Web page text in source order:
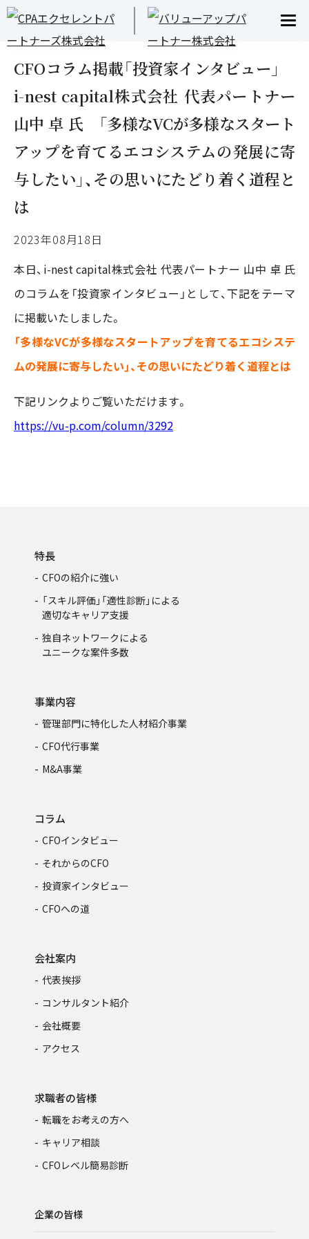
INFORMATION お知らせ
CFOコラム掲載「投資家インタビュー」
i-nest capital株式会社 代表パートナー
山中 卓 氏 「多様なVCが多様なスタート
アップを育てるエコシステムの発展に寄
与したい」、その思いにたどり着く道程と
は
2023年08月18日
本日、i-nest capital株式会社 代表パートナー 山中 卓 氏
のコラムを「投資家インタビュー」として、下記をテーマ
に掲載いたしました。
「多様なVCが多様なスタートアップを育てるエコシステ
ムの発展に寄与したい」、その思いにたどり着く道程とは
下記リンクよりご覧いただけます。
https://vu-p.com/column/3292
特長
CFOの紹介に強い
「スキル評価」「適性診断」による
適切なキャリア支援
独自ネットワークによる
ユニークな案件多数
事業内容
管理部門に特化した人材紹介事業
CFO代行事業
M&A事業
コラム
CFOインタビュー
それからのCFO
投資家インタビュー
CFOへの道
会社案内
代表挨拶
コンサルタント紹介
会社概要
アクセス
求職者の皆様
転職をお考えの方へ
キャリア相談
CFOレベル簡易診断
企業の皆様